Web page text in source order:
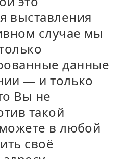
выставления
случае мы
данные
— и только
Вы не
такой
в любой
своё